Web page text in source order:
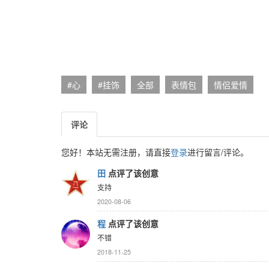
#心 #挂饰 全部 表情包 情侣爱情
评论
您好！本站无需注册，请直接登录进行留言/评论。
田 点评了该创意
支持
2020-08-06
程 点评了该创意
不错
2018-11-25